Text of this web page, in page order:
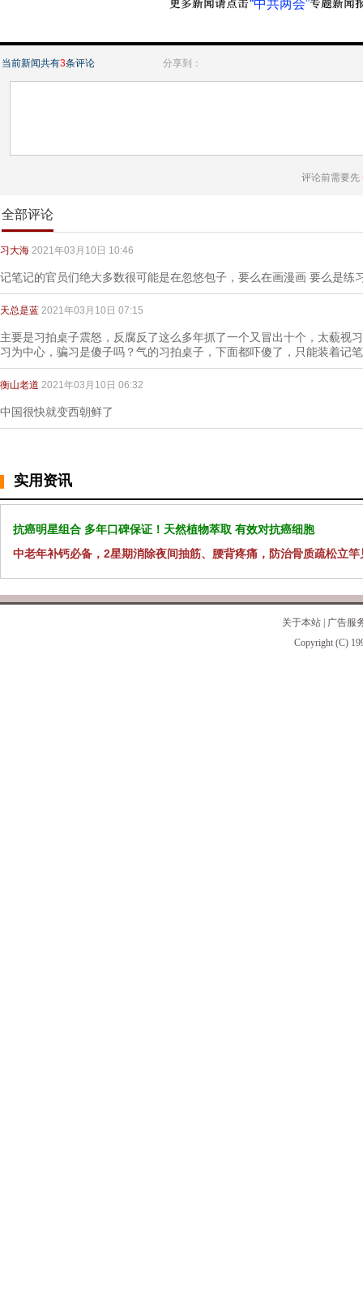
“中共两会”
当前新闻共有3条评论 分享到：
评论前需要先
全部评论
习大海 2021年03月10日 10:46
记笔记的官员们绝大多数很可能是在忽悠包子，要么在画漫画 要么是练
天总是蓝 2021年03月10日 07:15
主要是习拍桌子震怒，反腐反了这么多年抓了一个又冒出十个，太藐视
习为中心，骗习是傻子吗？气的习拍桌子，下面都吓傻了，只能装着记
衡山老道 2021年03月10日 06:32
中国很快就变西朝鲜了
实用资讯
抗癌明星组合 多年口碑保证！天然植物萃取 有效对抗癌细胞
中老年补钙必备，2星期消除夜间抽筋、腰背疼痛，防治骨质疏松立竿
关于本站
广告服
Copyright (C)